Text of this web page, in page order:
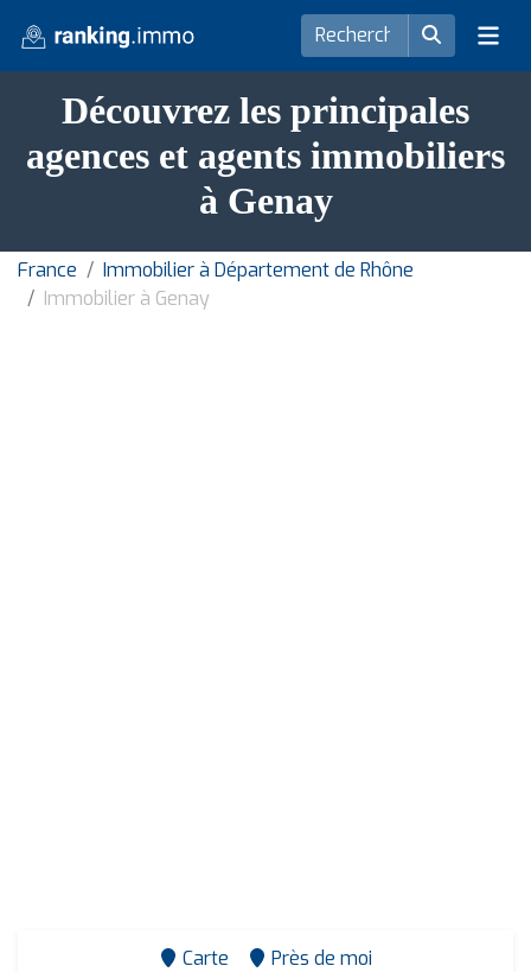
Découvrez les principales
agences et agents immobiliers
à Genay
France
Immobilier à Département de Rhône
Immobilier à Genay
Carte Près de moi